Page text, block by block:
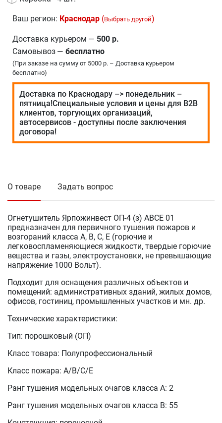
Ваш регион: Краснодар (Выбрать другой)
Доставка курьером — 500 р.
Самовывоз — бесплатно
(При заказе на сумму от 5000 р. – Доставка курьером
бесплатно)
Доставка по Краснодару –> понедельник –
пятница!Специальные условия и цены для В2В
клиентов, торгующих организаций,
автосервисов - доступны после заключения
договора!
О товаре Задать вопрос
Огнетушитель Ярпожинвест ОП-4 (з) АВСЕ 01
предназначен для первичного тушения пожаров и
возгораний класса A, B, C, E (горючие и
легковоспламеняющиеся жидкости, твердые горючие
вещества и газы, электроустановки, не превышающие
напряжение 1000 Вольт).
Подходит для оснащения различных объектов и
помещений: административных зданий, жилых домов,
офисов, гостиниц, промышленных участков и мн. др.
Технические характеристики:
Тип: порошковый (ОП)
Класс товара: Полупрофессиональный
Класс пожара: А/В/С/Е
Ранг тушения модельных очагов класса А: 2
Ранг тушения модельных очагов класса B: 55